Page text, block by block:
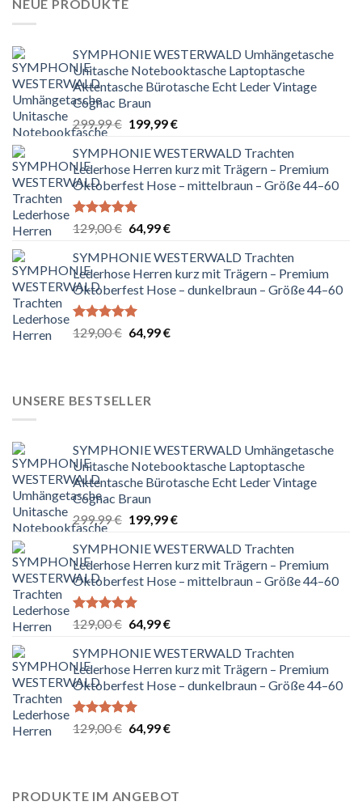
NEUE PRODUKTE
SYMPHONIE WESTERWALD Umhängetasche
Unitasche Notebooktasche Laptoptasche
Aktentasche Bürotasche Echt Leder Vintage
Cognac Braun
299,99€ Ursprünglicher
war:
299,99 €
199,99€Aktueller
ist:
199,99 €.
SYMPHONIE WESTERWALD Trachten
Lederhose Herren kurz mit Trägern – Premium
Oktoberfest Hose – mittelbraun – Größe 44–60
Bewertet
5.00
von 5
129,00€ Ursprünglicher
war:
129,00 €
64,99€Aktueller
ist:
64,99 €.
SYMPHONIE WESTERWALD Trachten
Lederhose Herren kurz mit Trägern – Premium
Oktoberfest Hose – dunkelbraun – Größe 44–60
Bewertet
5.00
129,00€ Ursprünglicher
64,99€Aktueller
UNSERE BESTSELLER
SYMPHONIE WESTERWALD Umhängetasche
Unitasche Notebooktasche Laptoptasche
Aktentasche Bürotasche Echt Leder Vintage
Cognac Braun
299,99€ Ursprünglicher
war:
299,99 €
199,99€Aktueller
ist:
199,99 €.
SYMPHONIE WESTERWALD Trachten
Lederhose Herren kurz mit Trägern – Premium
Oktoberfest Hose – mittelbraun – Größe 44–60
Bewertet
5.00
von 5
129,00€ Ursprünglicher
war:
129,00 €
64,99€Aktueller
ist:
64,99 €.
SYMPHONIE WESTERWALD Trachten
Lederhose Herren kurz mit Trägern – Premium
Oktoberfest Hose – dunkelbraun – Größe 44–60
Bewertet
5.00
129,00€ Ursprünglicher
64,99€Aktueller
PRODUKTE IM ANGEBOT